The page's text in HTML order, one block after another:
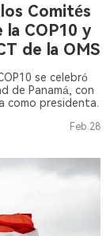
Comités
COP10 y
de la OMS
se celebró
de Panamá, con
como presidenta.
Feb.28